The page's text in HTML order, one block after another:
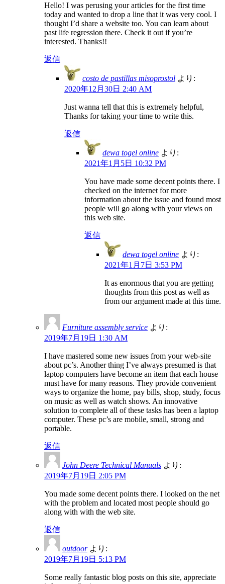
Hello! I was perusing your articles for the first time
today and wanted to drop a line that it was very cool. I
thought I’d share a website too. You can learn about
past life regression there. Check it out if you’re
interested. Thanks!!
返信
costo de pastillas misoprostol より:
2020年12月30日 2:40 AM
Just wanna tell that this is extremely helpful,
Thanks for taking your time to write this.
返信
dewa togel online より:
2021年1月5日 10:32 PM
You have made some decent points there. I
checked on the internet for more
information about the issue and found most
people will go along with your views on
this web site.
返信
dewa togel online より:
2021年1月7日 3:53 PM
It as enormous that you are getting
thoughts from this post as well as
from our argument made at this time.
Furniture assembly service より:
2019年7月19日 1:30 AM
I have mastered some new issues from your web-site
about pc’s. Another thing I’ve always presumed is that
laptop computers have become an item that each house
must have for many reasons. They provide convenient
ways to organize the home, pay bills, shop, study, focus
on music as well as watch shows. An innovative
solution to complete all of these tasks has been a laptop
computer. These pc’s are mobile, small, strong and
portable.
返信
John Deere Technical Manuals より:
2019年7月19日 2:05 PM
You made some decent points there. I looked on the net
with the problem and located most people should go
along with with the web site.
返信
outdoor より:
2019年7月19日 5:13 PM
Some really fantastic blog posts on this site, appreciate